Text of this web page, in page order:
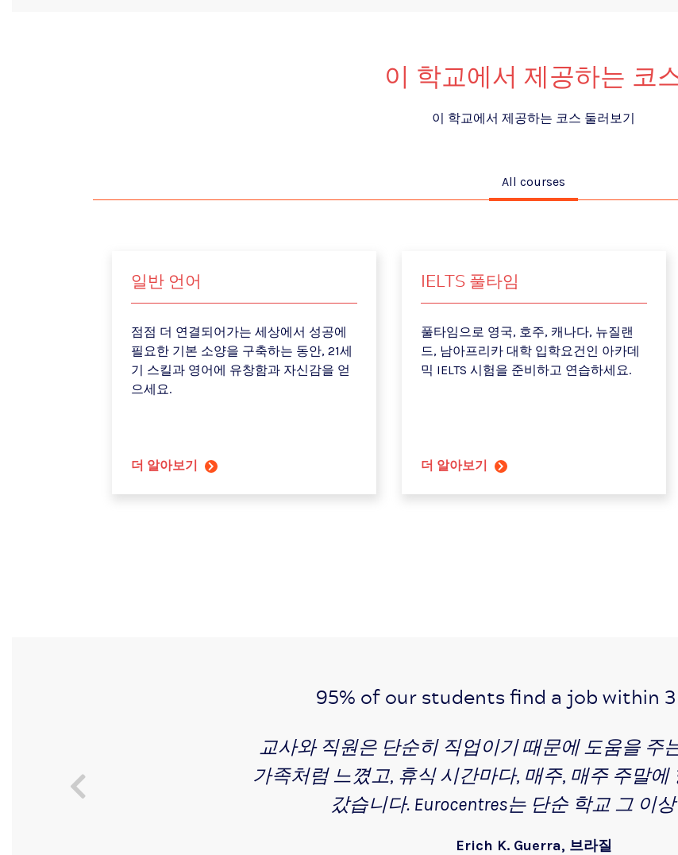
이 학교에서 제공하는 코
이 학교에서 제공하는 코스 둘러보기
All courses
일반 언어
점점 더 연결되어가는 세상에서 성공에
필요한 기본 소양을 구축하는 동안, 21세
기 스킬과 영어에 유창함과 자신감을 얻
으세요.
더 알아보기
IELTS 풀타임
풀타임으로 영국, 호주, 캐나다, 뉴질랜
드, 남아프리카 대학 입학요건인 아카데
믹 IELTS 시험을 준비하고 연습하세요.
더 알아보기
95% of our students find a job within
교사와 직원은 단순히 직업이기 때문에 도움을 주
가족처럼 느꼈고, 휴식 시간마다, 매주, 매주 주말에
갔습니다. Eurocentres는 단순 학교 그 이
Erich K. Guerra, 브라질